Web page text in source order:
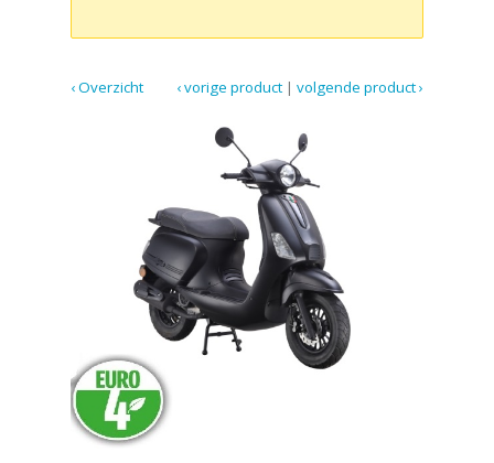
‹ Overzicht volgende product ›
|
‹ vorige product